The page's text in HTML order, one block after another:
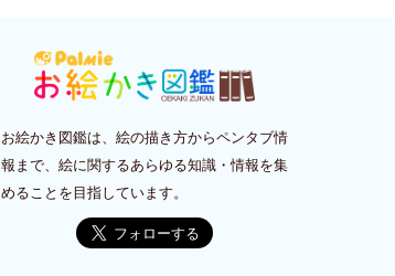
お絵かき図鑑は、絵の描き方からペンタブ情
報まで、絵に関するあらゆる知識・情報を集
めることを目指しています。